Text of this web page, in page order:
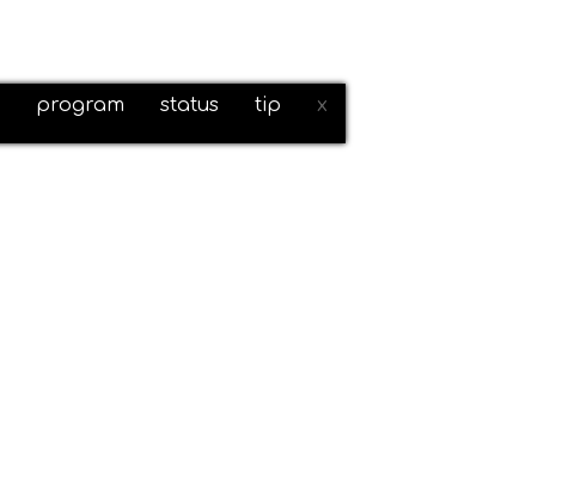
program status tip x